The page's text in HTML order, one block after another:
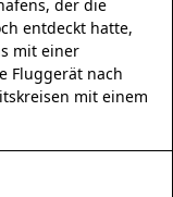
der die
entdeckt hatte,
mit einer
Fluggerät nach
mit einem